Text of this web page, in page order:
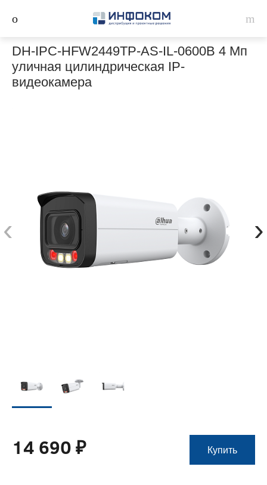
DH-IPC-HFW2449TP-AS-IL-0600B 4 Мп
уличная цилиндрическая IP-
видеокамера
‹ ›
14 690 ₽ Купить